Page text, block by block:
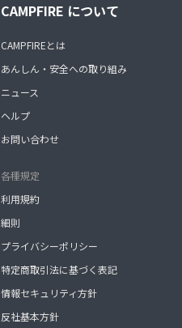
CAMPFIRE について
CAMPFIREとは
あんしん・安全への取り組み
ニュース
ヘルプ
お問い合わせ
各種規定
利用規約
細則
プライバシーポリシー
特定商取引法に基づく表記
情報セキュリティ方針
反社基本方針